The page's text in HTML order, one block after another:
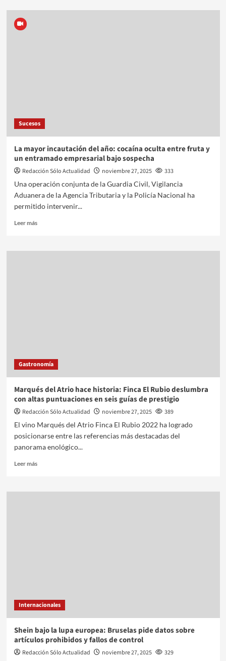
Sucesos
La mayor incautación del año: cocaína oculta entre fruta y
un entramado empresarial bajo sospecha
Redacción Sólo Actualidad noviembre 27, 2025
333
Una operación conjunta de la Guardia Civil, Vigilancia
Aduanera de la Agencia Tributaria y la Policía Nacional ha
permitido intervenir...
Leer más
Gastronomía
Marqués del Atrio hace historia: Finca El Rubio deslumbra
con altas puntuaciones en seis guías de prestigio
Redacción Sólo Actualidad noviembre 27, 2025
389
El vino Marqués del Atrio Finca El Rubio 2022 ha logrado
posicionarse entre las referencias más destacadas del
panorama enológico...
Leer más
Internacionales
Shein bajo la lupa europea: Bruselas pide datos sobre
artículos prohibidos y fallos de control
Redacción Sólo Actualidad noviembre 27, 2025
329